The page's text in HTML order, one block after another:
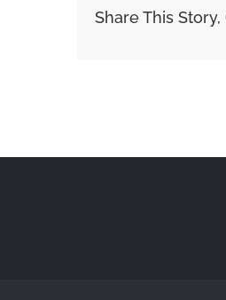
Share This